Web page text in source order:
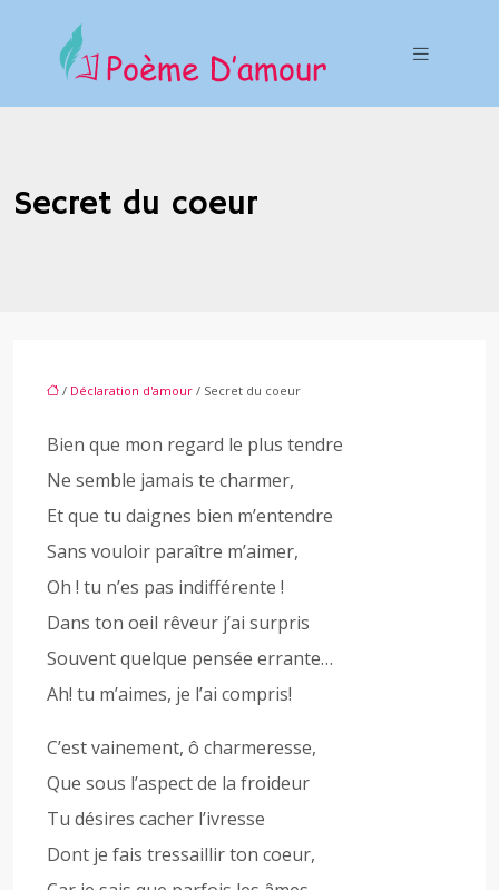
Secret du coeur
/ Déclaration d'amour / Secret du coeur
Bien que mon regard le plus tendre
Ne semble jamais te charmer,
Et que tu daignes bien m’entendre
Sans vouloir paraître m’aimer,
Oh ! tu n’es pas indifférente !
Dans ton oeil rêveur j’ai surpris
Souvent quelque pensée errante…
Ah! tu m’aimes, je l’ai compris!
C’est vainement, ô charmeresse,
Que sous l’aspect de la froideur
Tu désires cacher l’ivresse
Dont je fais tressaillir ton coeur,